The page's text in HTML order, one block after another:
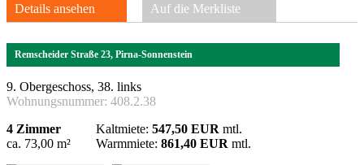
Details ansehen Auf die Merkliste
Remscheider Straße 23, Pirna-Sonnenstein
9. Obergeschoss, 38. links
Wohnungsnummer: 408.2.38
4 Zimmer
ca. 73,00 m²
Kaltmiete: 547,50 EUR mtl.
Warmmiete: 861,40 EUR mtl.